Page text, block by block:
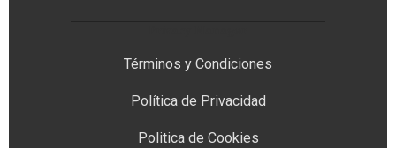
Términos y Condiciones
Política de Privacidad
Politica de Cookies